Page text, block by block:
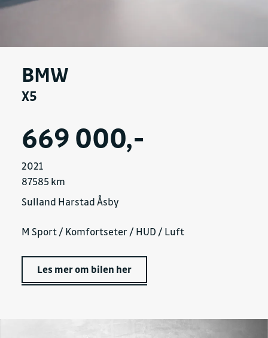
BMW
X5
669 000,-
2021
87585 km
Sulland Harstad Åsby
M Sport / Komfortseter / HUD / Luft
Les mer om bilen her